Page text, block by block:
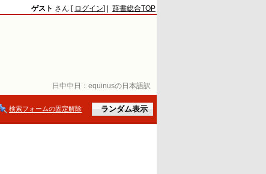
日中中日： equinusの日本語訳
ゲスト さん [ ログイン] | 辞書総合TOP
検索フォームの固定解除